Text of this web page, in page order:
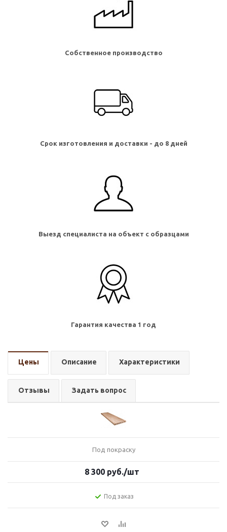
Собственное производство
Срок изготовления и доставки - до 8 дней
Выезд специалиста на объект с образцами
Гарантия качества 1 год
Цены Описание Характеристики
Отзывы Задать вопрос
Под покраску
8 300руб./шт
Под заказ